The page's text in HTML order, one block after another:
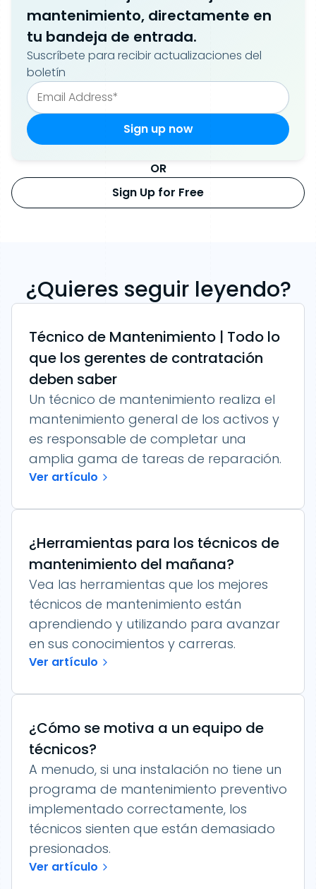
mantenimiento, directamente en
tu bandeja de entrada.
Suscríbete para recibir actualizaciones del
boletín
OR
Sign Up for Free
¿Quieres seguir leyendo?
Técnico de Mantenimiento | Todo lo
que los gerentes de contratación
deben saber
Un técnico de mantenimiento realiza el
mantenimiento general de los activos y
es responsable de completar una
amplia gama de tareas de reparación.
Ver artículo
¿Herramientas para los técnicos de
mantenimiento del mañana?
Vea las herramientas que los mejores
técnicos de mantenimiento están
aprendiendo y utilizando para avanzar
en sus conocimientos y carreras.
Ver artículo
¿Cómo se motiva a un equipo de
técnicos?
A menudo, si una instalación no tiene un
programa de mantenimiento preventivo
implementado correctamente, los
técnicos sienten que están demasiado
presionados.
Ver artículo